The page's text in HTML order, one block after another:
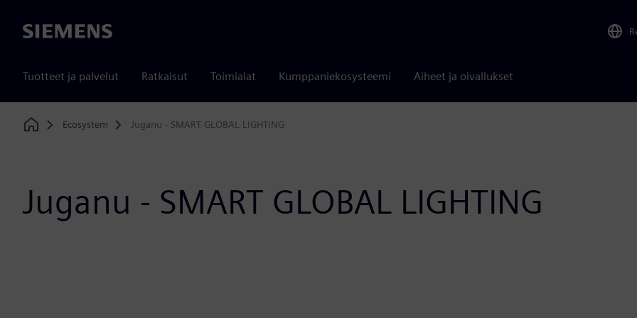
Siemens
Tuotteet ja palvelut Ratkaisut Toimialat Kumppaniekosysteemi Aiheet ja oivallukset
Home
Ecosystem Juganu - SMART GLOBAL LIGHTING
Juganu - SMART GLOBAL LIGHTING